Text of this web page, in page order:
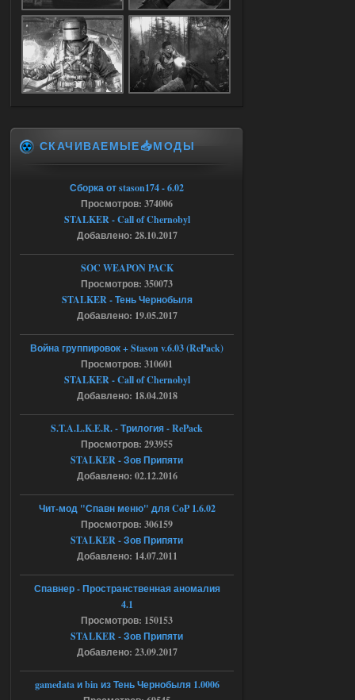
Доступно только для пользователей
Ответить ➤
05.08.2026
Объединенный Пак 2 + OGSR +
STCoP WP 3.4
Доступно только для пользователей
Ответить ➤
Объединенный Пак 2 + OGSR +
STCoP WP 3.4
Stalker-Mods-Clan-su
Доступно только для пользователей
Ответить ➤
04.08.2026
Объединенный Пак 2 + OGSR +
STCoP WP 3.4
Доступно только для пользователей
Ответить ➤
04.08.2026
Объединенный Пак 2 + OGSR +
STCoP WP 3.4
Доступно только для пользователей
Ответить ➤
Объединенный Пак 2 + OGSR +
STCoP WP 3.4
СКАЧИВАЕМЫЕ📥МОДЫ
Сборка от stason174 - 6.02
Просмотров: 374006
STALKER - Call of Chernobyl
Добавлено: 28.10.2017
SOC WEAPON PACK
Просмотров: 350073
STALKER - Тень Чернобыля
Добавлено: 19.05.2017
Война группировок + Stason v.6.03 (RePack)
Просмотров: 310601
STALKER - Call of Chernobyl
Добавлено: 18.04.2018
S.T.A.L.K.E.R. - Трилогия - RePack
Просмотров: 293955
STALKER - Зов Припяти
Добавлено: 02.12.2016
Чит-мод "Спавн меню" для CoP 1.6.02
Просмотров: 306159
STALKER - Зов Припяти
Добавлено: 14.07.2011
Спавнер - Пространственная аномалия
4.1
Просмотров: 150153
STALKER - Зов Припяти
Добавлено: 23.09.2017
gamedata и bin из Тень Чернобыля 1.0006